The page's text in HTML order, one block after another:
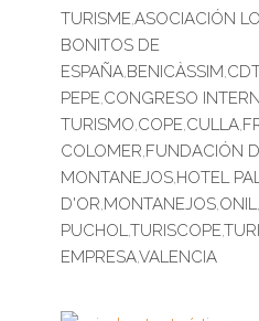
TURISME,ASOCIACIÓN
BONITOS DE
ESPAÑA,BENICÀSSIM,CDT
PEPE,CONGRESO
TURISMO,COPE,CULLA,
COLOMER,FUNDACIÓN
MONTANEJOS,HOTEL
D'OR,MONTANEJOS,ONIL,
PUCHOL,TURISCOPE,
EMPRESA,VALENCIA